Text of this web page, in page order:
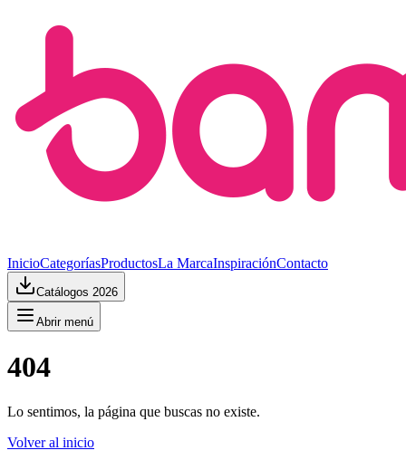
InicioCategoríasProductosLa MarcaInspiraciónContacto
Catálogos 2026
Abrir menú
404
Lo sentimos, la página que buscas no existe.
Volver al inicio